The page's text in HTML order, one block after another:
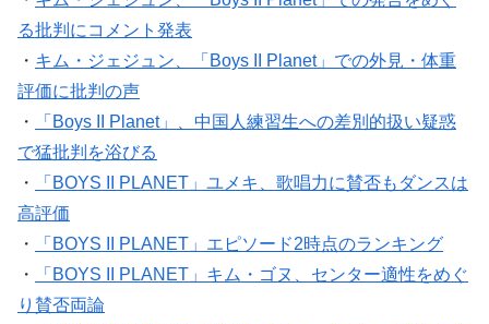
る批判にコメント発表
・ キム・ジェジュン、「Boys II Planet」での外見・体重
評価に批判の声
・
「Boys II Planet」、中国人練習生への差別的扱い疑惑
で猛批判を浴びる
・
「BOYS II PLANET」ユメキ、歌唱力に賛否もダンスは
高評価
・
「BOYS II PLANET」エピソード2時点のランキング
・
「BOYS II PLANET」キム・ゴヌ、センター適性をめぐ
り賛否両論